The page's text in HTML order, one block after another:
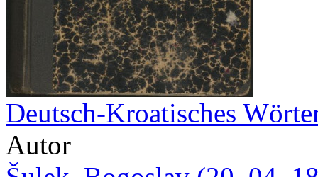
Deutsch-Kroatisches
Autor